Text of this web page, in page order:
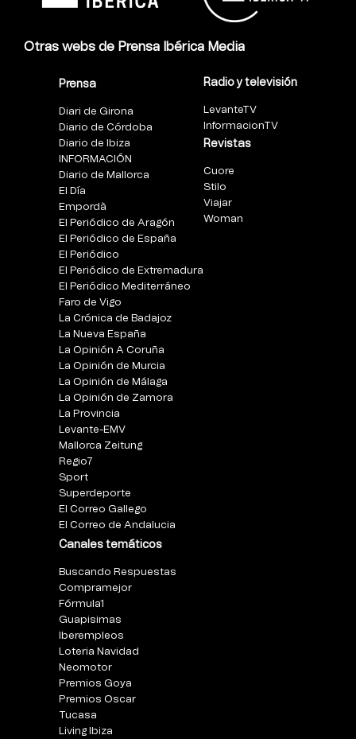
Otras webs de Prensa Ibérica Media
Prensa
Diari de Girona
Diario de Córdoba
Diario de Ibiza
INFORMACIÓN
Diario de Mallorca
El Día
Empordà
El Periódico de Aragón
El Periódico de España
El Periódico
El Periódico de Extremadura
El Periódico Mediterráneo
Faro de Vigo
La Crónica de Badajoz
La Nueva España
La Opinión A Coruña
La Opinión de Murcia
La Opinión de Málaga
La Opinión de Zamora
La Provincia
Levante-EMV
Mallorca Zeitung
Regio7
Sport
Superdeporte
El Correo Gallego
El Correo de Andalucia
Canales temáticos
Buscando Respuestas
Compramejor
Fórmula1
Guapisimas
Iberempleos
Loteria Navidad
Neomotor
Premios Goya
Premios Oscar
Tucasa
Living Ibiza
Radio y televisión
LevanteTV
InformacionTV
Revistas
Cuore
Stilo
Viajar
Woman